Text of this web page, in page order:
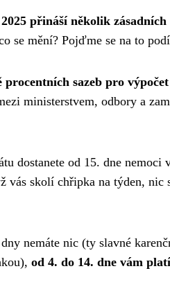
přináší několik zásadních
se mění? Pojďme se na to
sazeb pro výpočet
ministerstvem, odbory a
dostanete od 15. dne
vás skolí chřipka na týden,
nemáte nic (ty slavné
od 4. do 14. dne vám